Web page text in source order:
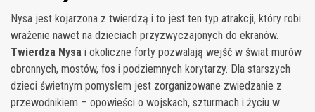
Nysa jest kojarzona z twierdzą i to jest ten typ atrakcji, który robi
wrażenie nawet na dzieciach przyzwyczajonych do ekranów.
Twierdza Nysa i okoliczne forty pozwalają wejść w świat murów
obronnych, mostów, fos i podziemnych korytarzy. Dla starszych
dzieci świetnym pomysłem jest zorganizowane zwiedzanie z
przewodnikiem – opowieści o wojskach, szturmach i życiu w